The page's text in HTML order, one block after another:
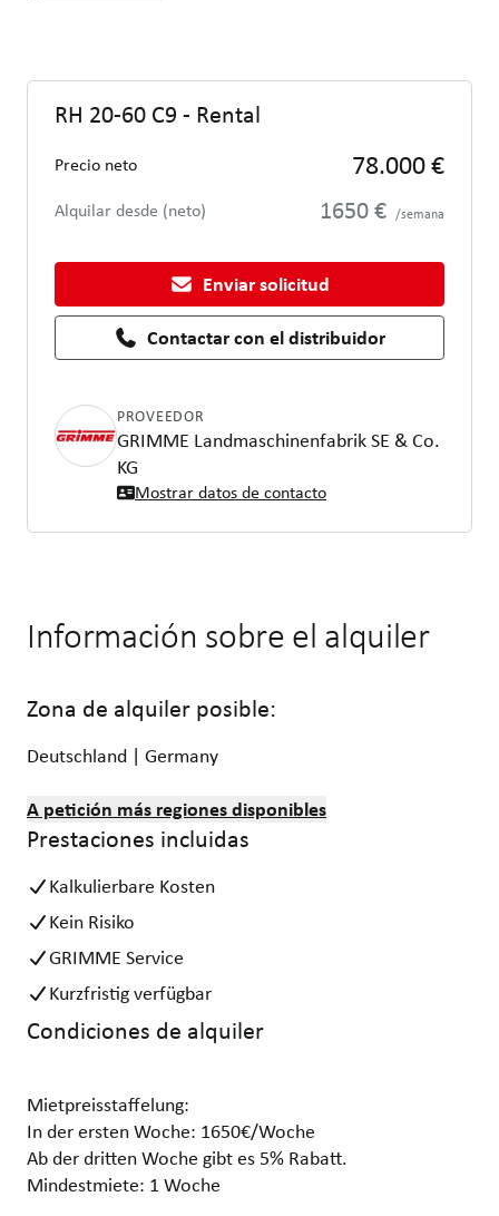
RH 20-60 C9 - Rental
Precio neto 78.000 €
Alquilar desde (neto) 1650 € /semana
Enviar solicitud
Contactar con el distribuidor
PROVEEDOR
GRIMME Landmaschinenfabrik SE & Co.
KG
Mostrar datos de contacto
Información sobre el alquiler
Zona de alquiler posible:
Deutschland | Germany
A petición más regiones disponibles
Prestaciones incluidas
Kalkulierbare Kosten
Kein Risiko
GRIMME Service
Kurzfristig verfügbar
Condiciones de alquiler
Mietpreisstaffelung:
In der ersten Woche: 1650€/Woche
Ab der dritten Woche gibt es 5% Rabatt.
Mindestmiete: 1 Woche